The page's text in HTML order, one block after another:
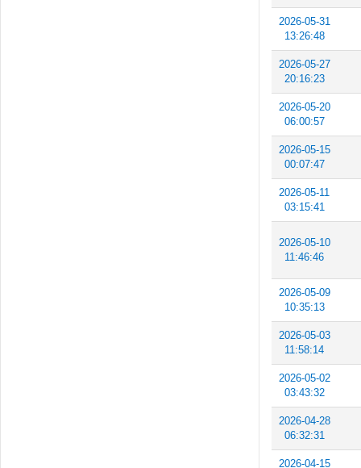
2026-05-31
13:26:48
2026-05-27
20:16:23
2026-05-20
06:00:57
2026-05-15
00:07:47
2026-05-11
03:15:41
2026-05-10
11:46:46
2026-05-09
10:35:13
2026-05-03
11:58:14
2026-05-02
03:43:32
2026-04-28
06:32:31
2026-04-15